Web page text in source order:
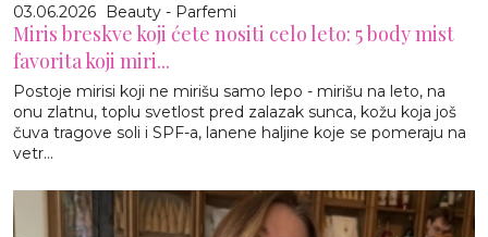
03.06.2026 Beauty - Parfemi
Miris breskve koji ćete nositi celo leto: 5 body mist
favorita koji miri...
Postoje mirisi koji ne mirišu samo lepo - mirišu na leto, na
onu zlatnu, toplu svetlost pred zalazak sunca, kožu koja još
čuva tragove soli i SPF-a, lanene haljine koje se pomeraju na
vetr...